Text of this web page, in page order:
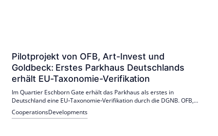
Pilotprojekt von OFB, Art-Invest und
Goldbeck: Erstes Parkhaus Deutschlands
erhält EU-Taxonomie-Verifikation
Im Quartier Eschborn Gate erhält das Parkhaus als erstes in
Deutschland eine EU‑Taxonomie‑Verifikation durch die DGNB. OFB,
Art‑Invest und Goldbeck entwickelten dafür gemeinsam eine neue
Methodik mit Fokus auf Klimaanpassung. Es wurden Maßnahmen zur
CooperationsDevelopments